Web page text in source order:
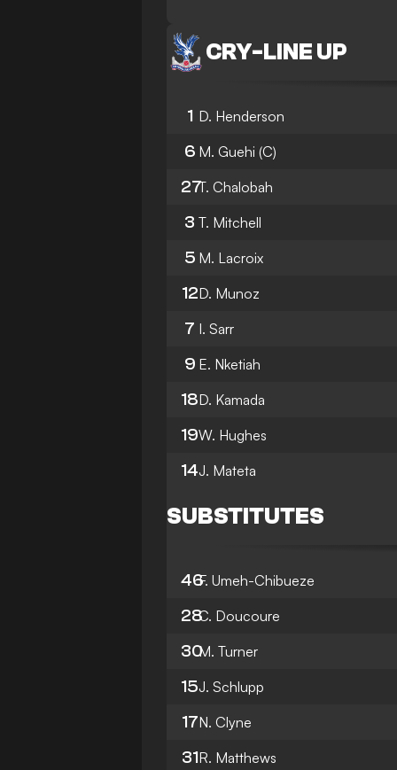
CRY-LINE UP
1 D. Henderson
6 M. Guehi (C)
27T. Chalobah
3 T. Mitchell
5 M. Lacroix
12D. Munoz
7 I. Sarr
9 E. Nketiah
18D. Kamada
19W. Hughes
14J. Mateta
SUBSTITUTES
46F. Umeh-Chibueze
28C. Doucoure
30M. Turner
15J. Schlupp
17N. Clyne
31R. Matthews